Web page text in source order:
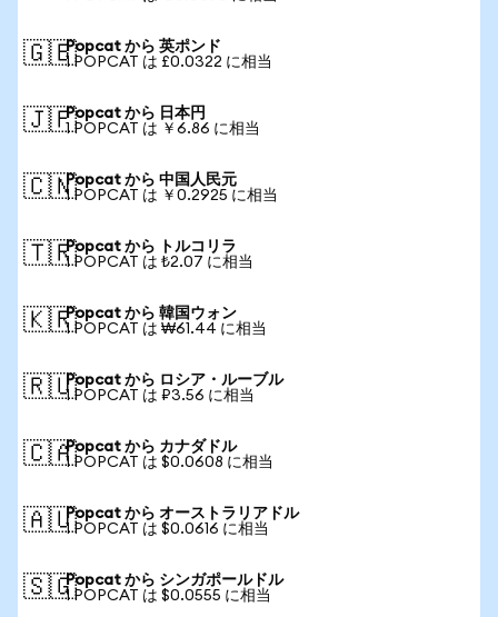
🇬🇧Popcat から 英ポンド
1 POPCAT は £0.0322 に相当
🇯🇵Popcat から 日本円
1 POPCAT は ￥6.86 に相当
🇨🇳Popcat から 中国人民元
1 POPCAT は ￥0.2925 に相当
🇹🇷Popcat から トルコリラ
1 POPCAT は ₺2.07 に相当
🇰🇷Popcat から 韓国ウォン
1 POPCAT は ₩61.44 に相当
🇷🇺Popcat から ロシア・ルーブル
1 POPCAT は ₽3.56 に相当
🇨🇦Popcat から カナダドル
1 POPCAT は $0.0608 に相当
🇦🇺Popcat から オーストラリアドル
1 POPCAT は $0.0616 に相当
🇸🇬Popcat から シンガポールドル
1 POPCAT は $0.0555 に相当